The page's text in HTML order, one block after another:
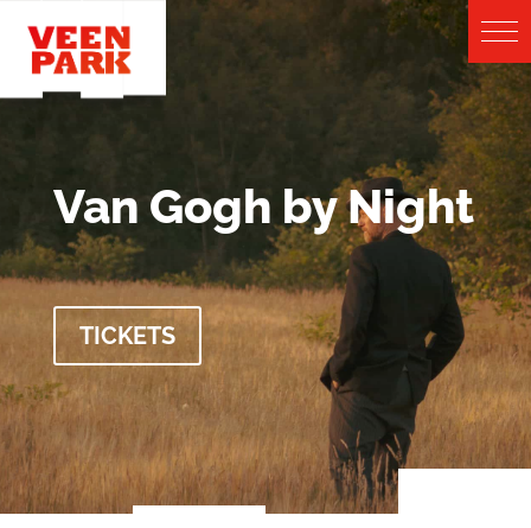
Van Gogh by Night
TICKETS